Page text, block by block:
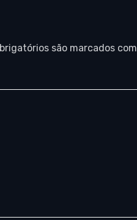
são marcados com